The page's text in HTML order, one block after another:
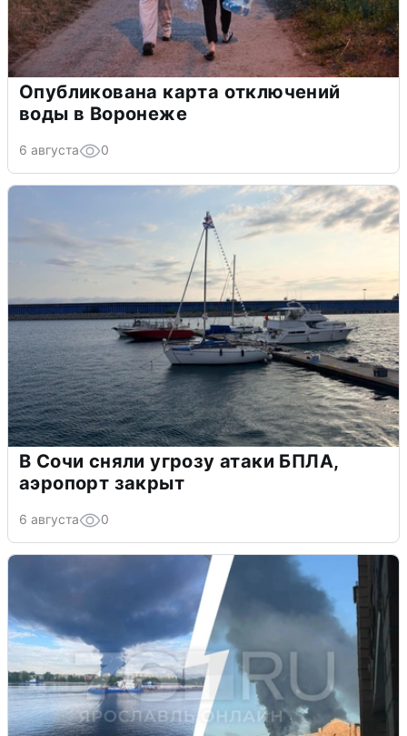
Опубликована карта отключений
воды в Воронеже
6 августа 0
В Сочи сняли угрозу атаки БПЛА,
аэропорт закрыт
6 августа 0